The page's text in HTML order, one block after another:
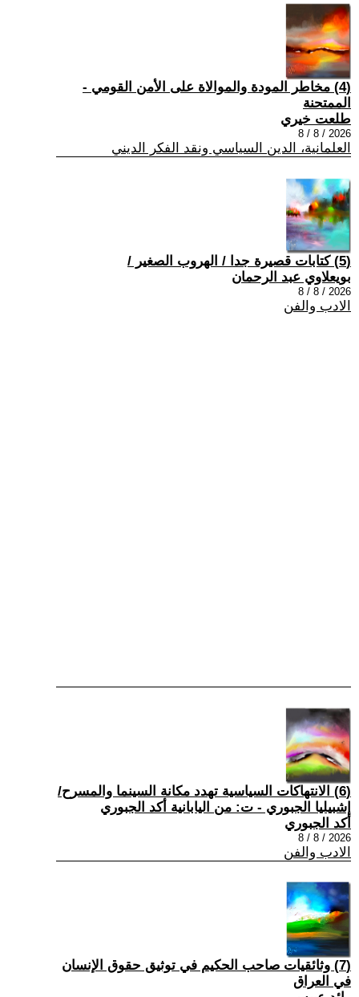
(4) مخاطر المودة والموالاة على الأمن القومي -
الممتحنة
طلعت خيري
2026 / 8 / 8
العلمانية، الدين السياسي ونقد الفكر الديني
(5) كتابات قصيرة جدا / الهروب الصغير /
بويعلاوي عبد الرحمان
2026 / 8 / 8
الادب والفن
(6) الانتهاكات السياسية تهدد مكانة السينما والمسرح/
إشبيليا الجبوري - ت: من اليابانية أكد الجبوري
أكد الجبوري
2026 / 8 / 8
الادب والفن
(7) وثائقيات صاحب الحكيم في توثيق حقوق الإنسان
في العراق